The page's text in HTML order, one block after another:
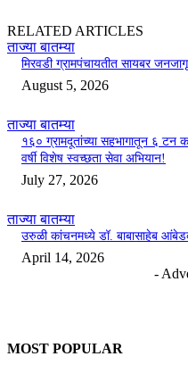
RELATED ARTICLES
ताज्या बातम्या
मिरवडी ग्रामपंचायतीत सायबर
August 5, 2026
ताज्या बातम्या
१६० ग्रामदूतांच्या सहभागातून ६ टन
वर्षी विशेष स्वच्छता सेवा अभियान!
July 27, 2026
ताज्या बातम्या
उरुळी कांचनमध्ये डॉ. बाबासाहेब
April 14, 2026
-
MOST POPULAR